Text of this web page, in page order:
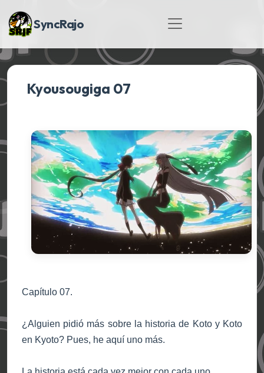
SyncRajo
Kyousougiga 07
Capítulo 07.
¿Alguien pidió más sobre la historia de Koto y Koto
en Kyoto? Pues, he aquí uno más.